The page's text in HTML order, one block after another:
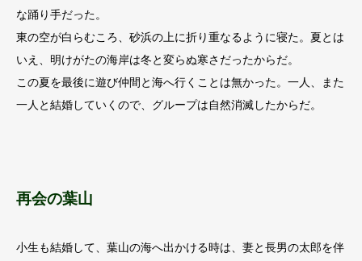
な踊り手だった。
東の空が白らむころ、砂浜の上に折り重なるように寝た。夏とは
いえ、明けがたの海岸は冬と変らぬ寒さだったからだ。
この夏を最後に遊び仲間と海へ行くことは無かった。一人、また
一人と結婚していくので、グループは自然消滅したからだ。
再会の葉山
小生も結婚して、葉山の海へ出かける時は、妻と長男の太郎を伴